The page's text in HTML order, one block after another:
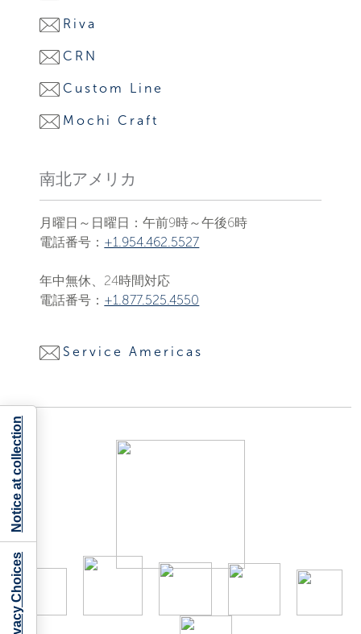
Riva
CRN
Custom Line
Mochi Craft
南北アメリカ
月曜日～日曜日：午前9時～午後6時
電話番号： +1.954.462.5527
年中無休、24時間対応
電話番号： +1.877.525.4550
Service Americas
Notice at collection